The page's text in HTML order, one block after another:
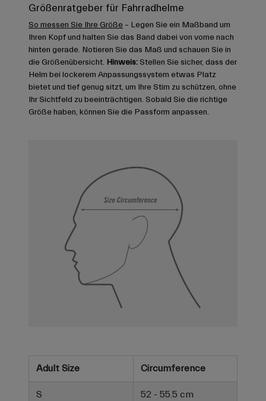
Größenratgeber für Fahrradhelme
So messen Sie Ihre Größe – Legen Sie ein Maßband um
Ihren Kopf und halten Sie das Band dabei von vorne nach
hinten gerade. Notieren Sie das Maß und schauen Sie in
die Größenübersicht. Hinweis: Stellen Sie sicher, dass der
Helm bei lockerem Anpassungssystem etwas Platz
bietet und tief genug sitzt, um Ihre Stirn zu schützen, ohne
Ihr Sichtfeld zu beeinträchtigen. Sobald Sie die richtige
Größe haben, können Sie die Passform anpassen.
Adult Size Circumference
S 52 - 55.5 cm